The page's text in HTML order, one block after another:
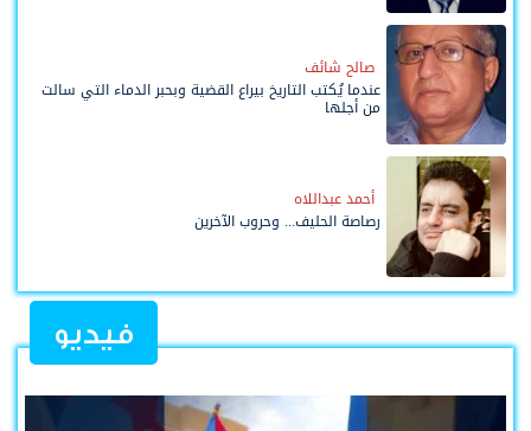
صالح شائف
عندما يُكتب التاريخ بيراع القضية وبحبر الدماء التي سالت
من أجلها
أحمد عبداللاه
رصاصة الحليف... وحروب الآخرين
فيديو